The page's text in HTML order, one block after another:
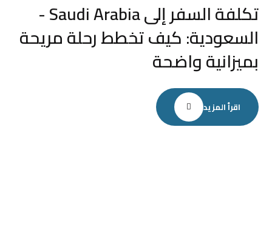
تكلفة السفر إلى Saudi Arabia -
السعودية: كيف تخطط رحلة مريحة
بميزانية واضحة
اقرأ المزيد